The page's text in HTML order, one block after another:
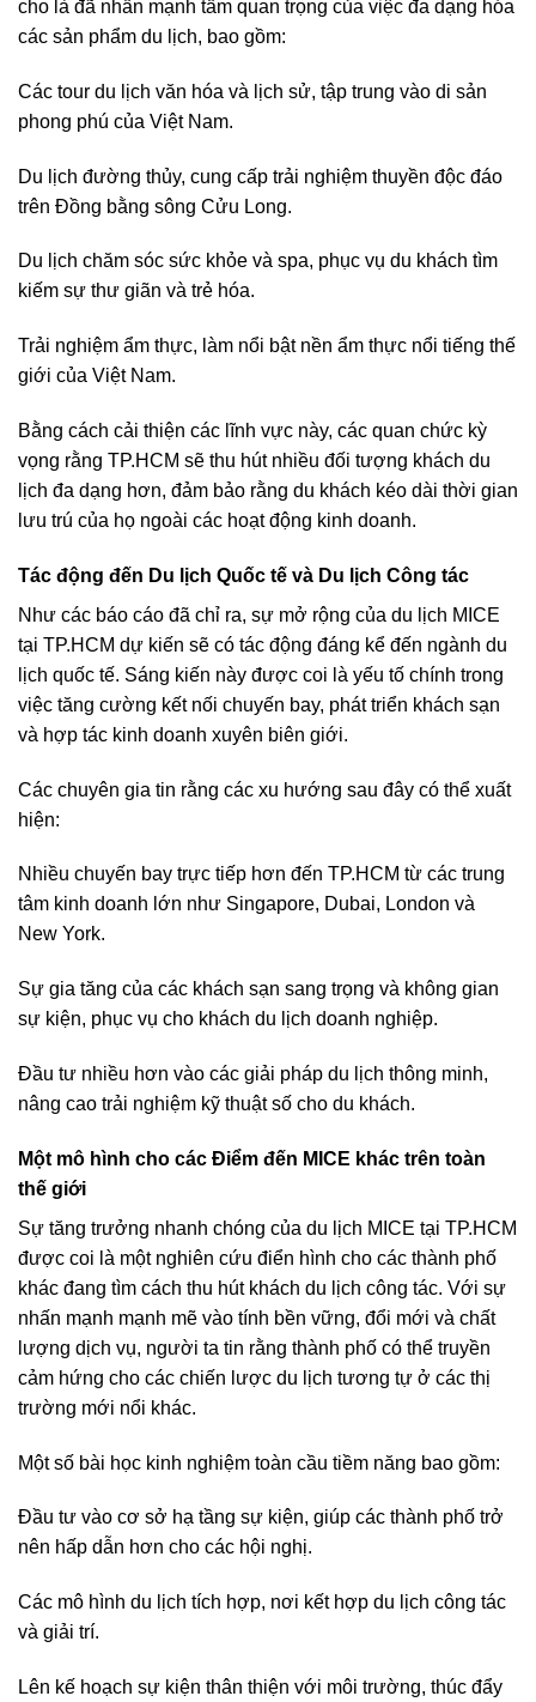
cho là đã nhấn mạnh tầm quan trọng của việc đa dạng hóa
các sản phẩm du lịch, bao gồm:
Các tour du lịch văn hóa và lịch sử, tập trung vào di sản
phong phú của Việt Nam.
Du lịch đường thủy, cung cấp trải nghiệm thuyền độc đáo
trên Đồng bằng sông Cửu Long.
Du lịch chăm sóc sức khỏe và spa, phục vụ du khách tìm
kiếm sự thư giãn và trẻ hóa.
Trải nghiệm ẩm thực, làm nổi bật nền ẩm thực nổi tiếng thế
giới của Việt Nam.
Bằng cách cải thiện các lĩnh vực này, các quan chức kỳ
vọng rằng TP.HCM sẽ thu hút nhiều đối tượng khách du
lịch đa dạng hơn, đảm bảo rằng du khách kéo dài thời gian
lưu trú của họ ngoài các hoạt động kinh doanh.
Tác động đến Du lịch Quốc tế và Du lịch Công tác
Như các báo cáo đã chỉ ra, sự mở rộng của du lịch MICE
tại TP.HCM dự kiến ​​sẽ có tác động đáng kể đến ngành du
lịch quốc tế. Sáng kiến ​​này được coi là yếu tố chính trong
việc tăng cường kết nối chuyến bay, phát triển khách sạn
và hợp tác kinh doanh xuyên biên giới.
Các chuyên gia tin rằng các xu hướng sau đây có thể xuất
hiện:
Nhiều chuyến bay trực tiếp hơn đến TP.HCM từ các trung
tâm kinh doanh lớn như Singapore, Dubai, London và
New York.
Sự gia tăng của các khách sạn sang trọng và không gian
sự kiện, phục vụ cho khách du lịch doanh nghiệp.
Đầu tư nhiều hơn vào các giải pháp du lịch thông minh,
nâng cao trải nghiệm kỹ thuật số cho du khách.
Một mô hình cho các Điểm đến MICE khác trên toàn
thế giới
Sự tăng trưởng nhanh chóng của du lịch MICE tại TP.HCM
được coi là một nghiên cứu điển hình cho các thành phố
khác đang tìm cách thu hút khách du lịch công tác. Với sự
nhấn mạnh mạnh mẽ vào tính bền vững, đổi mới và chất
lượng dịch vụ, người ta tin rằng thành phố có thể truyền
cảm hứng cho các chiến lược du lịch tương tự ở các thị
trường mới nổi khác.
Một số bài học kinh nghiệm toàn cầu tiềm năng bao gồm:
Đầu tư vào cơ sở hạ tầng sự kiện, giúp các thành phố trở
nên hấp dẫn hơn cho các hội nghị.
Các mô hình du lịch tích hợp, nơi kết hợp du lịch công tác
và giải trí.
Lên kế hoạch sự kiện thân thiện với môi trường, thúc đẩy